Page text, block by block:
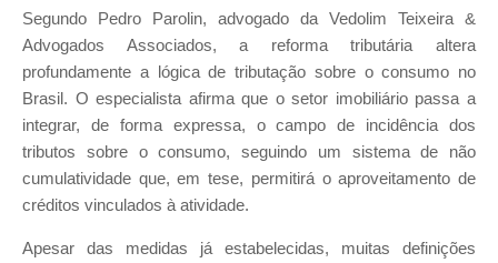
Segundo Pedro Parolin, advogado da Vedolim Teixeira &
Advogados Associados, a reforma tributária altera
profundamente a lógica de tributação sobre o consumo no
Brasil. O especialista afirma que o setor imobiliário passa a
integrar, de forma expressa, o campo de incidência dos
tributos sobre o consumo, seguindo um sistema de não
cumulatividade que, em tese, permitirá o aproveitamento de
créditos vinculados à atividade.
Apesar das medidas já estabelecidas, muitas definições